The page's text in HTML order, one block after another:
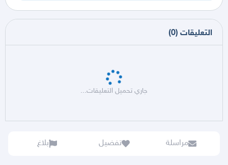
التعليقات (
0
)
جاري تحميل التعليقات...
مراسلة تفضيل بلاغ